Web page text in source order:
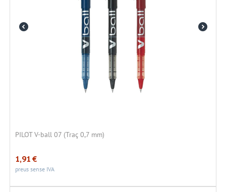
PILOT V-ball 07 (Traç 0,7 mm)
1,91 €
preus sense IVA